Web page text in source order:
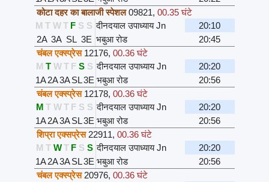
कोटा दहर का बालाजी स्पेशल 09821, 00.35 घंटे
M T W T F S S दीनदयाल उपाध्याय Jn
20:10
2A 3A SL 3E भबुआ रोड
20:45
चंबल एक्स्प्रेस 12176, 00.36 घंटे
M T W T F S S दीनदयाल उपाध्याय Jn
20:20
1A2A3ASL3E भबुआ रोड
20:56
चंबल एक्स्प्रेस 12178, 00.36 घंटे
M T W T F S S दीनदयाल उपाध्याय Jn
20:20
1A2A3ASL3E भबुआ रोड
20:56
शिप्रा एक्सप्रेस 22911, 00.36 घंटे
M T W T F S S दीनदयाल उपाध्याय Jn
20:20
1A2A3ASL3E भबुआ रोड
20:56
चंबल एक्स्प्रेस 20976, 00.36 घंटे